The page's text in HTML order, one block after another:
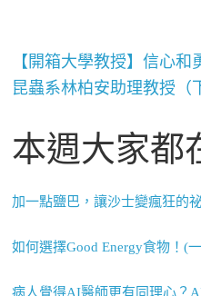
【開箱大學教授】信心
昆蟲系林柏安助理教授（
本週大家都
加一點鹽巴，讓沙士變瘋狂的
如何選擇Good Energy食物！(
病人覺得AI醫師更有同理心？